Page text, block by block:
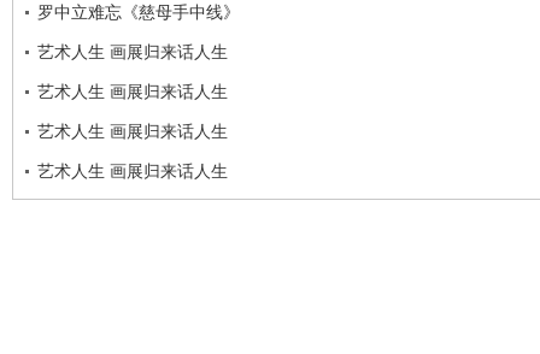
罗中立难忘《慈母手中线》
艺术人生 画展归来话人生
艺术人生 画展归来话人生
艺术人生 画展归来话人生
艺术人生 画展归来话人生